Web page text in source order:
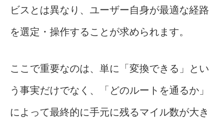
ビスとは異なり、ユーザー自身が最適な経路
を選定・操作することが求められます。
ここで重要なのは、単に「変換できる」とい
う事実だけでなく、「どのルートを通るか」
によって最終的に手元に残るマイル数が大き